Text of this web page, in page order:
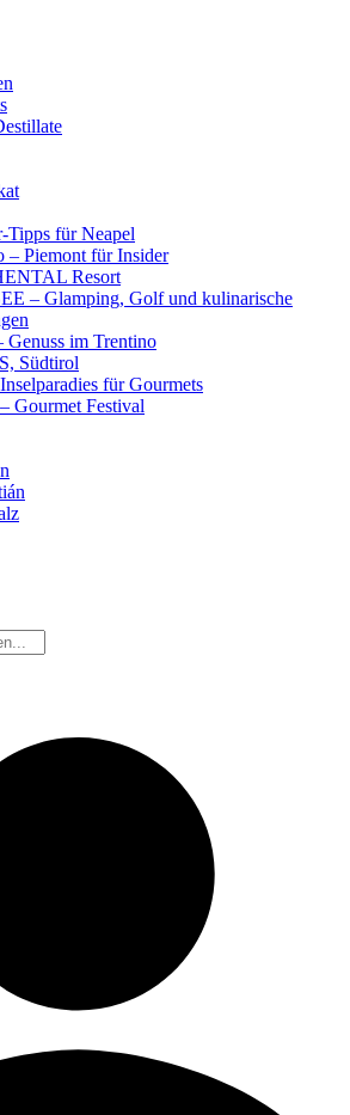
Tipps für Neapel
– Piemont für Insider
Resort
– Glamping, Golf und kulinarische
Genuss im Trentino
Südtirol
für Gourmets
Gourmet Festival